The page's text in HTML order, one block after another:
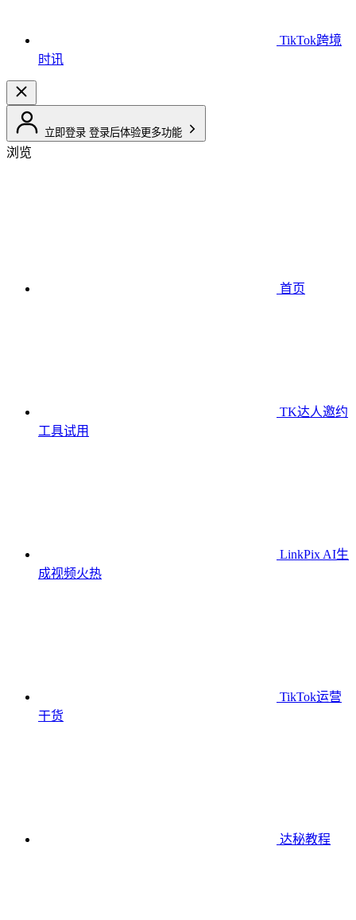
TikTok跨境
时讯
立即登录 登录后体验更多功能
浏览
首页
TK达人邀约
工具试用
LinkPix AI生
成视频火热
TikTok运营
干货
达秘教程